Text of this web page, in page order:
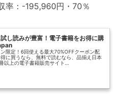
：-195,960円・70％
し読みが豊富！電子書籍をお得に購
ン限定！6回使える最大70%OFFクーポン配
に買うなら、無料で読むなら、品揃え日本
以上の電子書籍販売サイト